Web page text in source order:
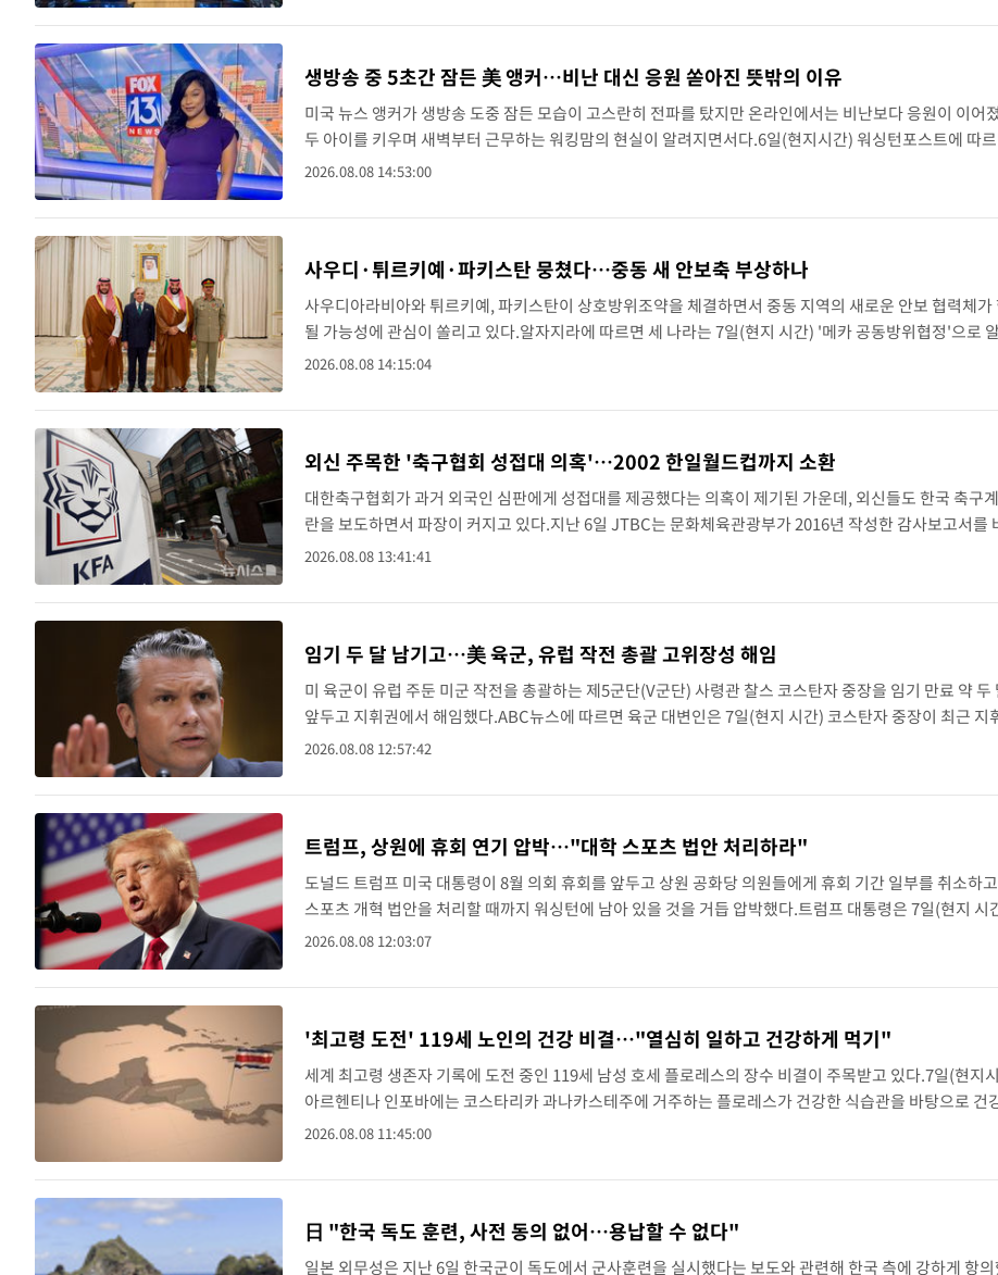
생방송 중 5초간 잠든 美 앵커…비난 대신 응원 쏟아진 뜻밖의 이유
미국 뉴스 앵커가 생방송 도중 잠든 모습이 고스란히 전파를 탔지만 온라인에서는 비난보다 응원이 이어
두 아이를 키우며 새벽부터 근무하는 워킹맘의 현실이 알려지면서다.6일(현지시간) 워싱턴포스트에 따
스13 멤피스의 앵커 도미니크 딜런은 지난달 29일 '굿모닝 멤피스' 생방송 도중 책상에 턱을 괸 채 잠이 들
2026.08.08 14:53:00
사우디·튀르키예·파키스탄 뭉쳤다…중동 새 안보축 부상하나
사우디아라비아와 튀르키예, 파키스탄이 상호방위조약을 체결하면서 중동 지역의 새로운 안보 협력체가
될 가능성에 관심이 쏠리고 있다.알자지라에 따르면 세 나라는 7일(현지 시간) '메카 공동방위협정'으로
상호방위조약에 서명했다. 이번 협정은 지난해 사우디와 파키스탄이 체결한 유사한 안보 협력을 기반으로
2026.08.08 14:15:04
외신 주목한 '축구협회 성접대 의혹'…2002 한일월드컵까지 소환
대한축구협회가 과거 외국인 심판에게 성접대를 제공했다는 의혹이 제기된 가운데, 외신들도 한국 축구
란을 보도하면서 파장이 커지고 있다.지난 6일 JTBC는 문화체육관광부가 2016년 작성한 감사보고서를
으로 축구협회가 2011년 3월부터 2012년 3월까지 1년 동안 국가대표팀 경기에 참여한 외국인 심판들에게
2026.08.08 13:41:41
임기 두 달 남기고…美 육군, 유럽 작전 총괄 고위장성 해임
미 육군이 유럽 주둔 미군 작전을 총괄하는 제5군단(V군단) 사령관 찰스 코스탄자 중장을 임기 만료 약 두
앞두고 지휘권에서 해임했다.ABC뉴스에 따르면 육군 대변인은 7일(현지 시간) 코스탄자 중장이 최근 지휘
서 물러났다고 밝혔다. 다만 구체적인 해임 사유나 경위는 공개하지 않았다.코스탄자의 해임은 피트 헤그
2026.08.08 12:57:42
트럼프, 상원에 휴회 연기 압박…"대학 스포츠 법안 처리하라"
도널드 트럼프 미국 대통령이 8월 의회 휴회를 앞두고 상원 공화당 의원들에게 휴회 기간 일부를 취소하
스포츠 개혁 법안을 처리할 때까지 워싱턴에 남아 있을 것을 거듭 압박했다.트럼프 대통령은 7일(현지 시
루스 소셜에 올린 글에서 "대학 스포츠 보호법은 훌륭한 법안"이라며 "상원의원들이 이 법안이 통과될 때
2026.08.08 12:03:07
'최고령 도전' 119세 노인의 건강 비결…"열심히 일하고 건강하게 먹기"
세계 최고령 생존자 기록에 도전 중인 119세 남성 호세 플로레스의 장수 비결이 주목받고 있다.7일(현지
아르헨티나 인포바에는 코스타리카 과나카스테주에 거주하는 플로레스가 건강한 식습관을 바탕으로 건
유지하고 있다고 보도했다.고령의 나이가 된 플로레스는 청력이 떨어지고 한쪽 무릎 관절이 닳아 있지만,
2026.08.08 11:45:00
日 "한국 독도 훈련, 사전 동의 없어…용납할 수 없다"
일본 외무성은 지난 6일 한국군이 독도에서 군사훈련을 실시했다는 보도와 관련해 한국 측에 강하게 항